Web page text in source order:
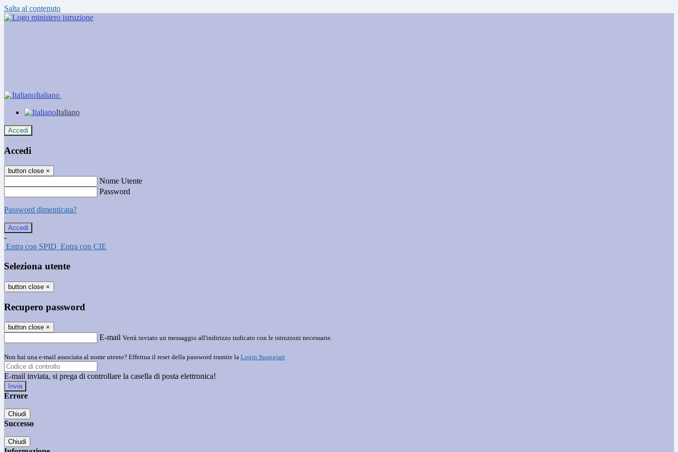
Salta al contenuto
Italiano
Italiano
Accedi
Accedi
button close ×
Nome Utente
Password
Password dimenticata?
-
Entra con SPID Entra con CIE
Seleziona utente
button close ×
Recupero password
button close ×
E-mail Verrà inviato un messaggio all'indirizzo indicato con le istruzioni necessarie.
Non hai una e-mail associata al nome utente? Effettua il reset della password tramite la Login Spaggiari
E-mail inviata, si prega di controllare la casella di posta elettronica!
Errore
Chiudi
Successo
Chiudi